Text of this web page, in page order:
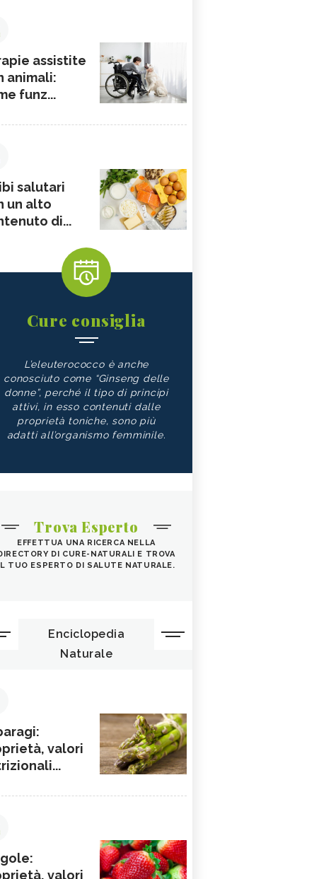
assistite
animali:
funz...
salutari
un alto
di...
Cure consiglia
L’eleuterococco è anche
conosciuto come “Ginseng delle
donne”, perché il tipo di principi
attivi, in esso contenuti dalle
proprietà toniche, sono più
adatti all’organismo femminile.
Trova Esperto
EFFETTUA UNA RICERCA NELLA
DI CURE-NATURALI E TROVA
TUO ESPERTO DI SALUTE NATURALE.
Enciclopedia
Naturale
valori
valori